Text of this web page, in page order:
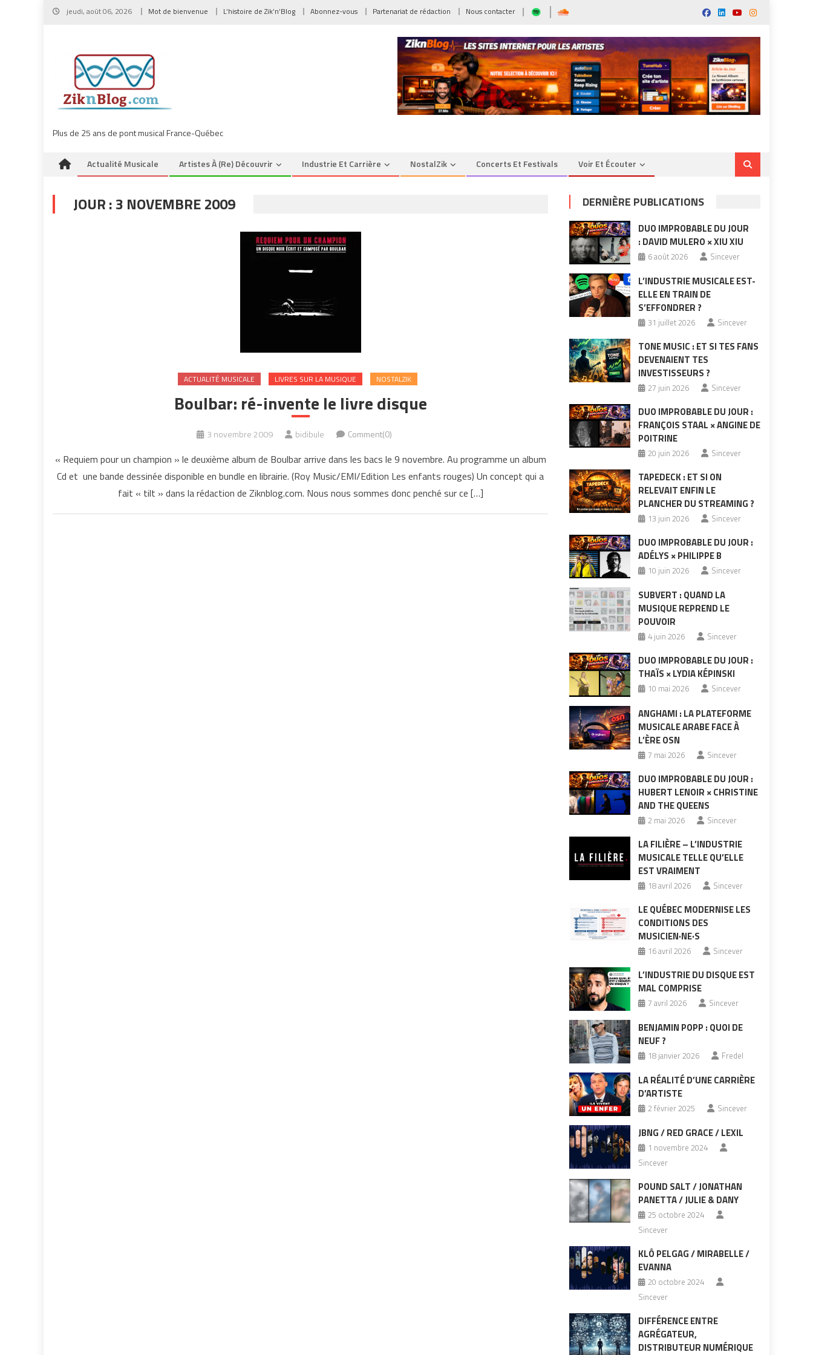
Skip
jeudi, août 06, 2026 Mot de bienvenue L’histoire de Zik’n’Blog Abonnez-vous Partenariat de rédaction Nous contacter
Plus de 25 ans de pont musical France-Québec
Actualité Musicale Artistes À (re) Découvrir Industrie Et Carrière NostalZik Concerts Et Festivals Voir Et Écouter
JOUR :3 NOVEMBRE 2009
ACTUALITÉ MUSICALE LIVRES SUR LA MUSIQUE NOSTALZIK
Boulbar: ré-invente le livre disque
3 novembre 2009 bidibule Comment(0)
« Requiem pour un champion » le deuxième album de Boulbar arrive dans les bacs le 9 novembre. Au programme un album
Cd et une bande dessinée disponible en bundle en librairie. (Roy Music/EMI/Edition Les enfants rouges) Un concept qui a
fait « tilt » dans la rédaction de Ziknblog.com. Nous nous sommes donc penché sur ce […]
DERNIÈRE PUBLICATIONS
DUO IMPROBABLE DU JOUR
: DAVID MULERO × XIU XIU
6 août 2026 Sincever
L’INDUSTRIE MUSICALE EST-
ELLE EN TRAIN DE
S’EFFONDRER ?
31 juillet 2026 Sincever
TONE MUSIC : ET SI TES FANS
DEVENAIENT TES
INVESTISSEURS ?
27 juin 2026 Sincever
DUO IMPROBABLE DU JOUR :
FRANÇOIS STAAL × ANGINE DE
POITRINE
20 juin 2026 Sincever
TAPEDECK : ET SI ON
RELEVAIT ENFIN LE
PLANCHER DU STREAMING ?
13 juin 2026 Sincever
DUO IMPROBABLE DU JOUR :
ADÉLYS × PHILIPPE B
10 juin 2026 Sincever
SUBVERT : QUAND LA
MUSIQUE REPREND LE
POUVOIR
4 juin 2026 Sincever
DUO IMPROBABLE DU JOUR :
THAÏS × LYDIA KÉPINSKI
10 mai 2026 Sincever
ANGHAMI : LA PLATEFORME
MUSICALE ARABE FACE À
L’ÈRE OSN
7 mai 2026 Sincever
DUO IMPROBABLE DU JOUR :
HUBERT LENOIR × CHRISTINE
AND THE QUEENS
2 mai 2026 Sincever
LA FILIÈRE – L’INDUSTRIE
MUSICALE TELLE QU’ELLE
EST VRAIMENT
18 avril 2026 Sincever
LE QUÉBEC MODERNISE LES
CONDITIONS DES
MUSICIEN·NE·S
16 avril 2026 Sincever
L’INDUSTRIE DU DISQUE EST
MAL COMPRISE
7 avril 2026 Sincever
BENJAMIN POPP : QUOI DE
NEUF ?
18 janvier 2026 Fredel
LA RÉALITÉ D’UNE CARRIÈRE
D’ARTISTE
2 février 2025 Sincever
JBNG / RED GRACE / LEXIL
1 novembre 2024
Sincever
POUND SALT / JONATHAN
PANETTA / JULIE & DANY
25 octobre 2024
Sincever
KLÔ PELGAG / MIRABELLE /
EVANNA
20 octobre 2024
Sincever
DIFFÉRENCE ENTRE
AGRÉGATEUR,
DISTRIBUTEUR NUMÉRIQUE